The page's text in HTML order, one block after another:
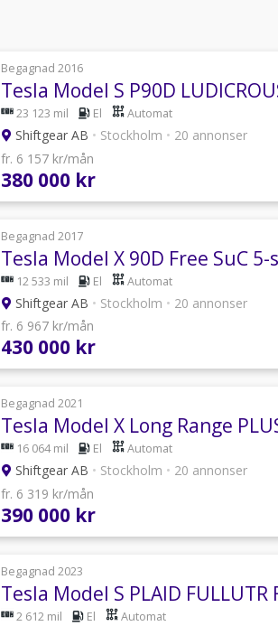
Begagnad 2016
Tesla Model S P90D
23 123 mil El Automat
Shiftgear AB • Stockholm • 20 annonser
fr. 6 157 kr/mån
380 000 kr
Begagnad 2017
Tesla Model X 90D Free SuC
12 533 mil El Automat
Shiftgear AB • Stockholm • 20 annonser
fr. 6 967 kr/mån
430 000 kr
Begagnad 2021
Tesla Model X Long Range
16 064 mil El Automat
Shiftgear AB • Stockholm • 20 annonser
fr. 6 319 kr/mån
390 000 kr
Begagnad 2023
Tesla Model S PLAID
2 612 mil El Automat